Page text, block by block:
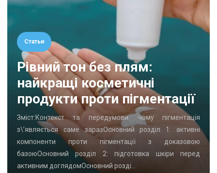
Статьи
Рівний тон без плям:
найкращі косметичні
продукти проти пігментації
Зміст:Контекст та передумови: чому пігментація
з\’являється саме заразОсновний розділ 1: активні
компоненти проти пігментації з доказовою
базоюОсновний розділ 2: підготовка шкіри перед
активним доглядомОсновний розді…